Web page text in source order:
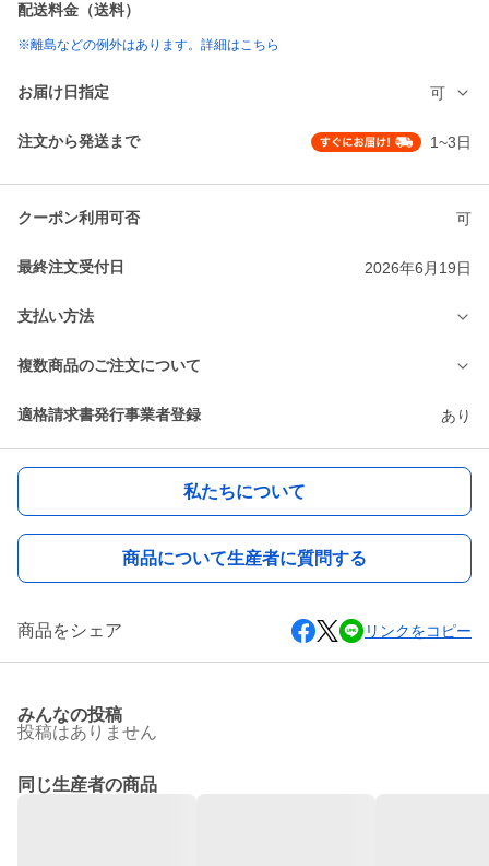
配送料金（送料）
※離島などの例外はあります。詳細はこちら
お届け日指定 可
注文から発送まで 1~3日
クーポン利用可否 可
最終注文受付日 2026年6月19日
支払い方法
複数商品のご注文について
適格請求書発行事業者登録 あり
私たちについて
商品について生産者に質問する
商品をシェア リンクをコピー
みんなの投稿
投稿はありません
同じ生産者の商品